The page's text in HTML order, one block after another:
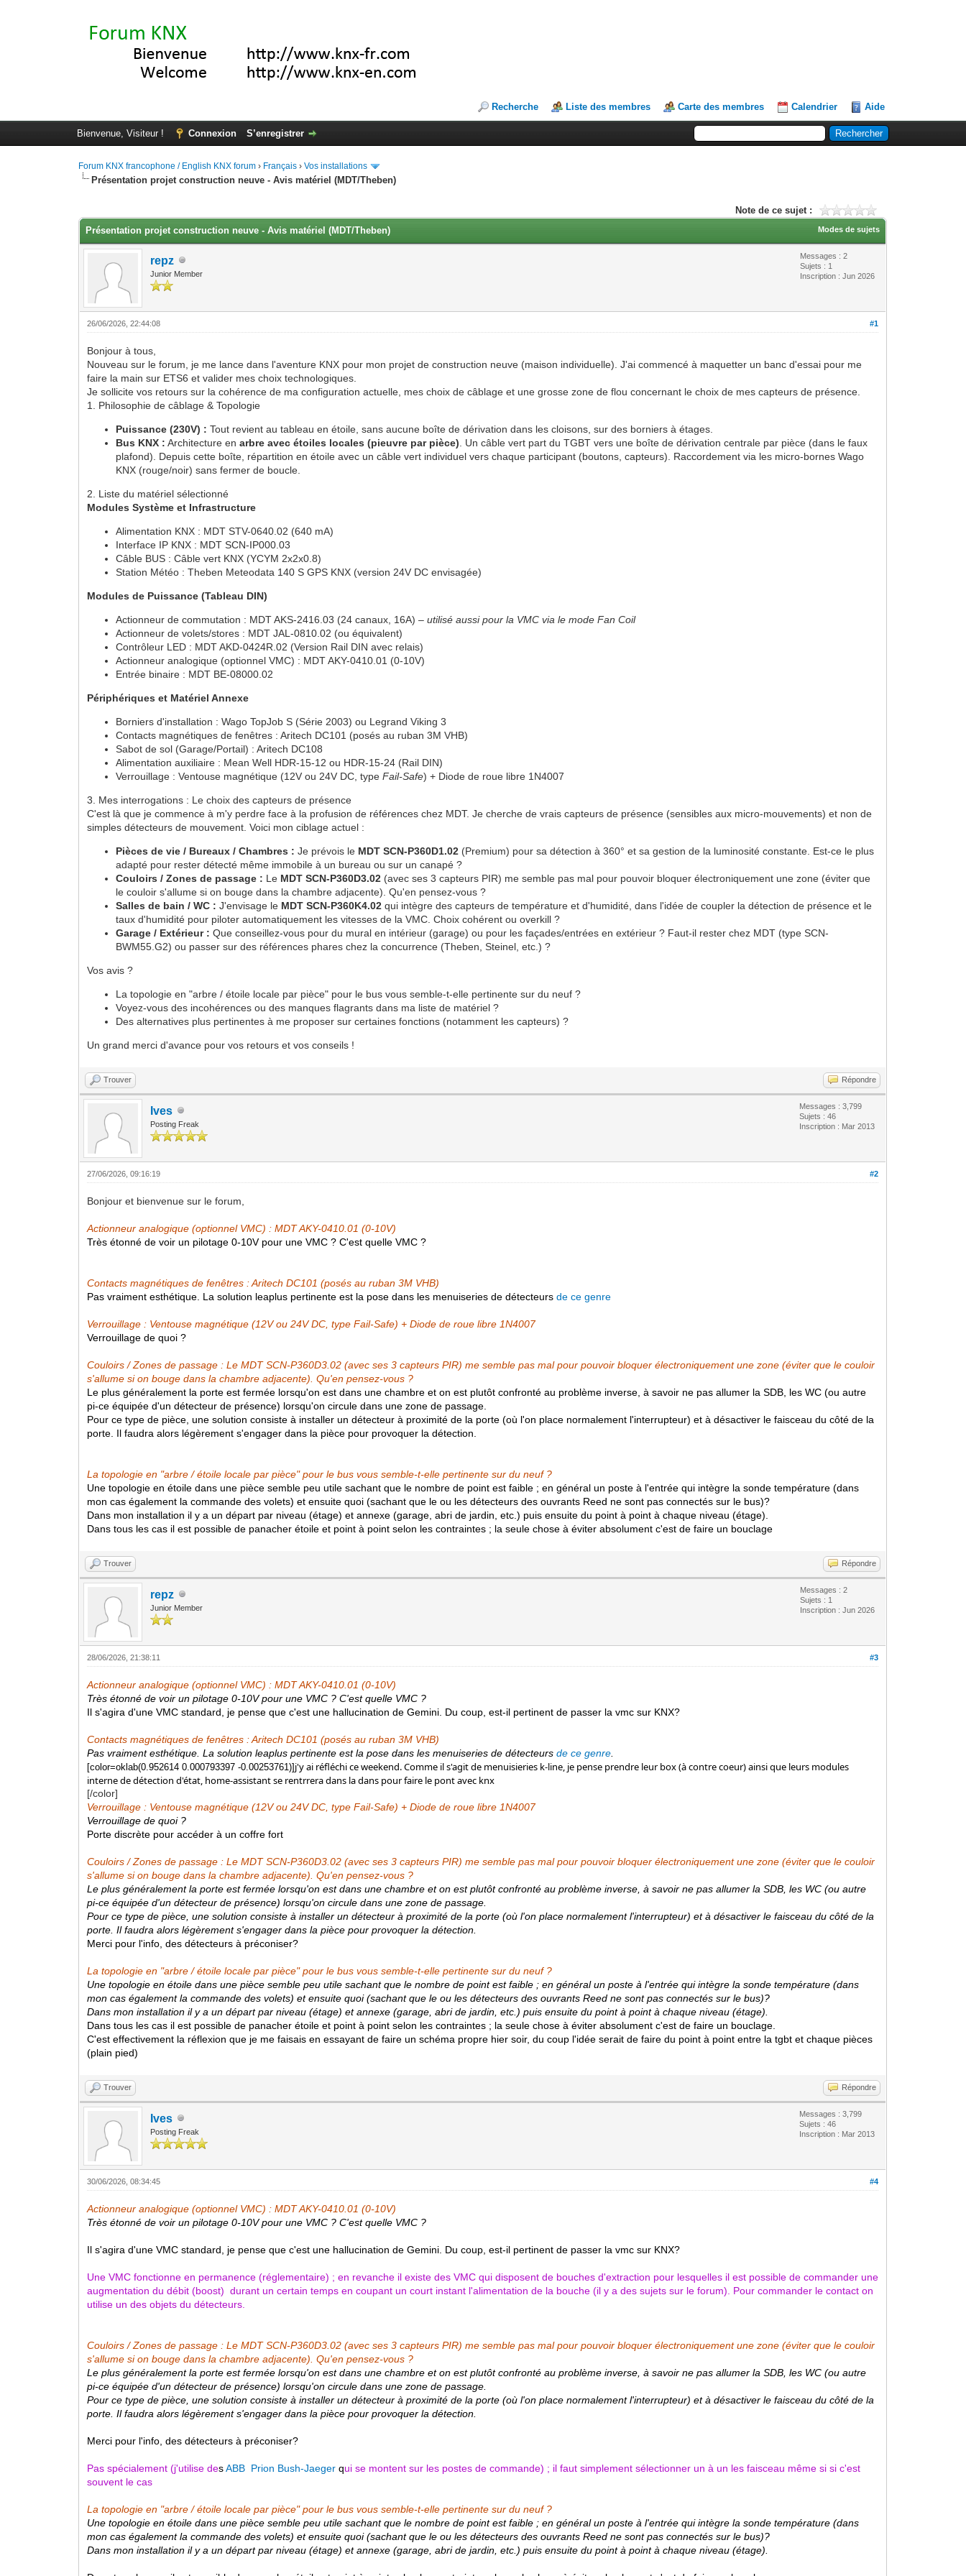
Recherche Liste des membres Carte des membres Calendrier Aide
Bienvenue, Visiteur ! Connexion S’enregistrer
Forum KNX francophone / English KNX forum › Français ›Vos installations
Présentation projet construction neuve - Avis matériel (MDT/Theben)
Note de ce sujet :
Modes de sujets
Présentation projet construction neuve - Avis matériel (MDT/Theben)
repz
Junior Member
Messages : 2
Sujets : 1
Inscription : Jun 2026
#1
26/06/2026, 22:44:08
Bonjour à tous,
Nouveau sur le forum, je me lance dans l'aventure KNX pour mon projet de construction neuve (maison individuelle). J'ai commencé à maquetter un banc d'essai pour me
faire la main sur ETS6 et valider mes choix technologiques.
Je sollicite vos retours sur la cohérence de ma configuration actuelle, mes choix de câblage et une grosse zone de flou concernant le choix de mes capteurs de présence.
1. Philosophie de câblage & Topologie
Puissance (230V) : Tout revient au tableau en étoile, sans aucune boîte de dérivation dans les cloisons, sur des borniers à étages.
Bus KNX : Architecture enarbre avec étoiles locales (pieuvre par pièce) . Un câble vert part du TGBT vers une boîte de dérivation centrale par pièce (dans le faux
plafond). Depuis cette boîte, répartition en étoile avec un câble vert individuel vers chaque participant (boutons, capteurs). Raccordement via les micro-bornes Wago
KNX (rouge/noir) sans fermer de boucle.
2. Liste du matériel sélectionné
Modules Système et Infrastructure
Alimentation KNX : MDT STV-0640.02 (640 mA)
Interface IP KNX : MDT SCN-IP000.03
Câble BUS : Câble vert KNX (YCYM 2x2x0.8)
Station Météo : Theben Meteodata 140 S GPS KNX (version 24V DC envisagée)
Modules de Puissance (Tableau DIN)
Actionneur de commutation : MDT AKS-2416.03 (24 canaux, 16A) –utilisé aussi pour la VMC via le mode Fan Coil
Actionneur de volets/stores : MDT JAL-0810.02 (ou équivalent)
Contrôleur LED : MDT AKD-0424R.02 (Version Rail DIN avec relais)
Actionneur analogique (optionnel VMC) : MDT AKY-0410.01 (0-10V)
Entrée binaire : MDT BE-08000.02
Périphériques et Matériel Annexe
Borniers d'installation : Wago TopJob S (Série 2003) ou Legrand Viking 3
Contacts magnétiques de fenêtres : Aritech DC101 (posés au ruban 3M VHB)
Sabot de sol (Garage/Portail) : Aritech DC108
Alimentation auxiliaire : Mean Well HDR-15-12 ou HDR-15-24 (Rail DIN)
Verrouillage : Ventouse magnétique (12V ou 24V DC, typeFail-Safe) + Diode de roue libre 1N4007
3. Mes interrogations : Le choix des capteurs de présence
C'est là que je commence à m'y perdre face à la profusion de références chez MDT. Je cherche de vrais capteurs de présence (sensibles aux micro-mouvements) et non de
simples détecteurs de mouvement. Voici mon ciblage actuel :
Pièces de vie / Bureaux / Chambres : Je prévois le MDT SCN-P360D1.02 (Premium) pour sa détection à 360° et sa gestion de la luminosité constante. Est-ce le plus
adapté pour rester détecté même immobile à un bureau ou sur un canapé ?
Couloirs / Zones de passage : Le MDT SCN-P360D3.02 (avec ses 3 capteurs PIR) me semble pas mal pour pouvoir bloquer électroniquement une zone (éviter que
le couloir s'allume si on bouge dans la chambre adjacente). Qu'en pensez-vous ?
Salles de bain / WC : J'envisage le MDT SCN-P360K4.02 qui intègre des capteurs de température et d'humidité, dans l'idée de coupler la détection de présence et le
taux d'humidité pour piloter automatiquement les vitesses de la VMC. Choix cohérent ou overkill ?
Garage / Extérieur : Que conseillez-vous pour du mural en intérieur (garage) ou pour les façades/entrées en extérieur ? Faut-il rester chez MDT (type SCN-
BWM55.G2) ou passer sur des références phares chez la concurrence (Theben, Steinel, etc.) ?
Vos avis ?
La topologie en "arbre / étoile locale par pièce" pour le bus vous semble-t-elle pertinente sur du neuf ?
Voyez-vous des incohérences ou des manques flagrants dans ma liste de matériel ?
Des alternatives plus pertinentes à me proposer sur certaines fonctions (notamment les capteurs) ?
Un grand merci d'avance pour vos retours et vos conseils !
Trouver Répondre
Ives
Posting Freak
Messages : 3,799
Sujets : 46
Inscription : Mar 2013
#2
27/06/2026, 09:16:19
Bonjour et bienvenue sur le forum,
Actionneur analogique (optionnel VMC) : MDT AKY-0410.01 (0-10V)
Très étonné de voir un pilotage 0-10V pour une VMC ? C'est quelle VMC ?
Contacts magnétiques de fenêtres : Aritech DC101 (posés au ruban 3M VHB)
Pas vraiment esthétique. La solution leaplus pertinente est la pose dans les menuiseries de détecteursde ce genre
Verrouillage : Ventouse magnétique (12V ou 24V DC, type Fail-Safe) + Diode de roue libre 1N4007
Verrouillage de quoi ?
Couloirs / Zones de passage : Le MDT SCN-P360D3.02 (avec ses 3 capteurs PIR) me semble pas mal pour pouvoir bloquer électroniquement une zone (éviter que le couloir
s'allume si on bouge dans la chambre adjacente). Qu'en pensez-vous ?
Le plus généralement la porte est fermée lorsqu'on est dans une chambre et on est plutôt confronté au problème inverse, à savoir ne pas allumer la SDB, les WC (ou autre
pi-ce équipée d'un détecteur de présence) lorsqu'on circule dans une zone de passage.
Pour ce type de pièce, une solution consiste à installer un détecteur à proximité de la porte (où l'on place normalement l'interrupteur) et à désactiver le faisceau du côté de la
porte. Il faudra alors légèrement s'engager dans la pièce pour provoquer la détection.
La topologie en "arbre / étoile locale par pièce" pour le bus vous semble-t-elle pertinente sur du neuf ?
Une topologie en étoile dans une pièce semble peu utile sachant que le nombre de point est faible ; en général un poste à l'entrée qui intègre la sonde température (dans
mon cas également la commande des volets) et ensuite quoi (sachant que le ou les détecteurs des ouvrants Reed ne sont pas connectés sur le bus)?
Dans mon installation il y a un départ par niveau (étage) et annexe (garage, abri de jardin, etc.) puis ensuite du point à point à chaque niveau (étage).
Dans tous les cas il est possible de panacher étoile et point à point selon les contraintes ; la seule chose à éviter absolument c'est de faire un bouclage
Trouver Répondre
repz
Junior Member
Messages : 2
Sujets : 1
Inscription : Jun 2026
#3
28/06/2026, 21:38:11
Actionneur analogique (optionnel VMC) : MDT AKY-0410.01 (0-10V)
Très étonné de voir un pilotage 0-10V pour une VMC ? C'est quelle VMC ?
Il s'agira d'une VMC standard, je pense que c'est une hallucination de Gemini. Du coup, est-il pertinent de passer la vmc sur KNX?
Contacts magnétiques de fenêtres : Aritech DC101 (posés au ruban 3M VHB)
Pas vraiment esthétique. La solution leaplus pertinente est la pose dans les menuiseries de détecteursde ce genre
[color=oklab(0.952614 0.000793397 -0.00253761)] j'y ai réfléchi ce weekend. Comme il s'agit de menuisieries k-line, je pense prendre leur box (à contre coeur) ainsi que leurs modules
interne de détection d'état, home-assistant se rentrrera dans la dans pour faire le pont avec knx
[/color]
Verrouillage : Ventouse magnétique (12V ou 24V DC, type Fail-Safe) + Diode de roue libre 1N4007
Verrouillage de quoi ?
Porte discrète pour accéder à un coffre fort
Couloirs / Zones de passage : Le MDT SCN-P360D3.02 (avec ses 3 capteurs PIR) me semble pas mal pour pouvoir bloquer électroniquement une zone (éviter que le couloir
s'allume si on bouge dans la chambre adjacente). Qu'en pensez-vous ?
Le plus généralement la porte est fermée lorsqu'on est dans une chambre et on est plutôt confronté au problème inverse, à savoir ne pas allumer la SDB, les WC (ou autre
pi-ce équipée d'un détecteur de présence) lorsqu'on circule dans une zone de passage.
Pour ce type de pièce, une solution consiste à installer un détecteur à proximité de la porte (où l'on place normalement l'interrupteur) et à désactiver le faisceau du côté de la
porte. Il faudra alors légèrement s'engager dans la pièce pour provoquer la détection.
Merci pour l'info, des détecteurs à préconiser?
La topologie en "arbre / étoile locale par pièce" pour le bus vous semble-t-elle pertinente sur du neuf ?
Une topologie en étoile dans une pièce semble peu utile sachant que le nombre de point est faible ; en général un poste à l'entrée qui intègre la sonde température (dans
mon cas également la commande des volets) et ensuite quoi (sachant que le ou les détecteurs des ouvrants Reed ne sont pas connectés sur le bus)?
Dans mon installation il y a un départ par niveau (étage) et annexe (garage, abri de jardin, etc.) puis ensuite du point à point à chaque niveau (étage).
Dans tous les cas il est possible de panacher étoile et point à point selon les contraintes ; la seule chose à éviter absolument c'est de faire un bouclage.
C'est effectivement la réflexion que je me faisais en essayant de faire un schéma propre hier soir, du coup l'idée serait de faire du point à point entre la tgbt et chaque pièces
(plain pied)
Trouver Répondre
Ives
Posting Freak
Messages : 3,799
Sujets : 46
Inscription : Mar 2013
#4
30/06/2026, 08:34:45
Actionneur analogique (optionnel VMC) : MDT AKY-0410.01 (0-10V)
Très étonné de voir un pilotage 0-10V pour une VMC ? C'est quelle VMC ?
Il s'agira d'une VMC standard, je pense que c'est une hallucination de Gemini. Du coup, est-il pertinent de passer la vmc sur KNX?
Une VMC fonctionne en permanence (réglementaire) ; en revanche il existe des VMC qui disposent de bouches d'extraction pour lesquelles il est possible de commander une
augmentation du débit (boost) durant un certain temps en coupant un court instant l'alimentation de la bouche (il y a des sujets sur le forum). Pour commander le contact on
utilise un des objets du détecteurs.
Couloirs / Zones de passage : Le MDT SCN-P360D3.02 (avec ses 3 capteurs PIR) me semble pas mal pour pouvoir bloquer électroniquement une zone (éviter que le couloir
s'allume si on bouge dans la chambre adjacente). Qu'en pensez-vous ?
Le plus généralement la porte est fermée lorsqu'on est dans une chambre et on est plutôt confronté au problème inverse, à savoir ne pas allumer la SDB, les WC (ou autre
pi-ce équipée d'un détecteur de présence) lorsqu'on circule dans une zone de passage.
Pour ce type de pièce, une solution consiste à installer un détecteur à proximité de la porte (où l'on place normalement l'interrupteur) et à désactiver le faisceau du côté de la
porte. Il faudra alors légèrement s'engager dans la pièce pour provoquer la détection.
Merci pour l'info, des détecteurs à préconiser?
Pas spécialement (j'utilise desABB Prion Bush-Jaegerqui se montent sur les postes de commande) ; il faut simplement sélectionner un à un les faisceau même si si c'est
souvent le cas
La topologie en "arbre / étoile locale par pièce" pour le bus vous semble-t-elle pertinente sur du neuf ?
Une topologie en étoile dans une pièce semble peu utile sachant que le nombre de point est faible ; en général un poste à l'entrée qui intègre la sonde température (dans
mon cas également la commande des volets) et ensuite quoi (sachant que le ou les détecteurs des ouvrants Reed ne sont pas connectés sur le bus)?
Dans mon installation il y a un départ par niveau (étage) et annexe (garage, abri de jardin, etc.) puis ensuite du point à point à chaque niveau (étage).